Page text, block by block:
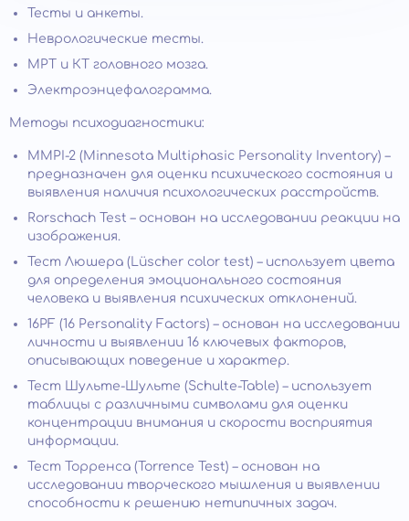
Тесты и анкеты.
Неврологические тесты.
МРТ и КТ головного мозга.
Электроэнцефалограмма.
Методы психодиагностики:
MMPI-2 (Minnesota Multiphasic Personality Inventory) –
предназначен для оценки психического состояния и
выявления наличия психологических расстройств.
Rorschach Test – основан на исследовании реакции на
изображения.
Тест Люшера (Lüscher color test) – использует цвета
для определения эмоционального состояния
человека и выявления психических отклонений.
16PF (16 Personality Factors) – основан на исследовании
личности и выявлении 16 ключевых факторов,
описывающих поведение и характер.
Тест Шульте-Шульте (Schulte-Table) – использует
таблицы с различными символами для оценки
концентрации внимания и скорости восприятия
информации.
Тест Торренса (Torrence Test) – основан на
исследовании творческого мышления и выявлении
способности к решению нетипичных задач.